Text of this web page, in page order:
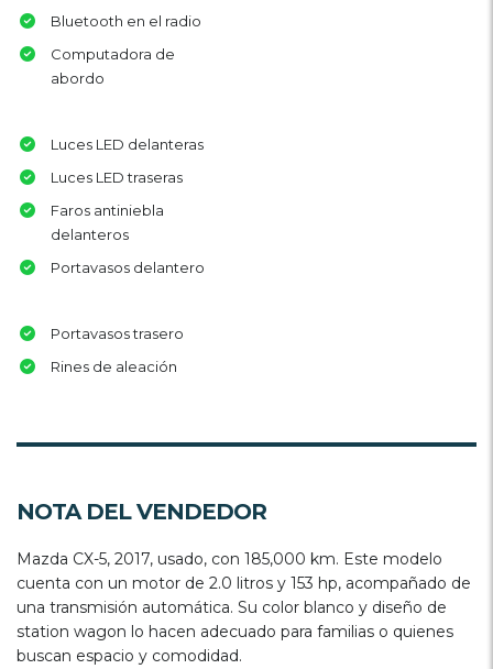
Bluetooth en el radio
Computadora de
abordo
Luces LED delanteras
Luces LED traseras
Faros antiniebla
delanteros
Portavasos delantero
Portavasos trasero
Rines de aleación
NOTA DEL VENDEDOR
Mazda CX-5, 2017, usado, con 185,000 km. Este modelo
cuenta con un motor de 2.0 litros y 153 hp, acompañado de
una transmisión automática. Su color blanco y diseño de
station wagon lo hacen adecuado para familias o quienes
buscan espacio y comodidad.